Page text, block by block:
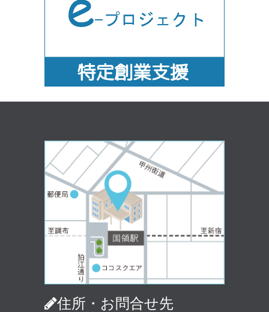
住所・お問合せ先